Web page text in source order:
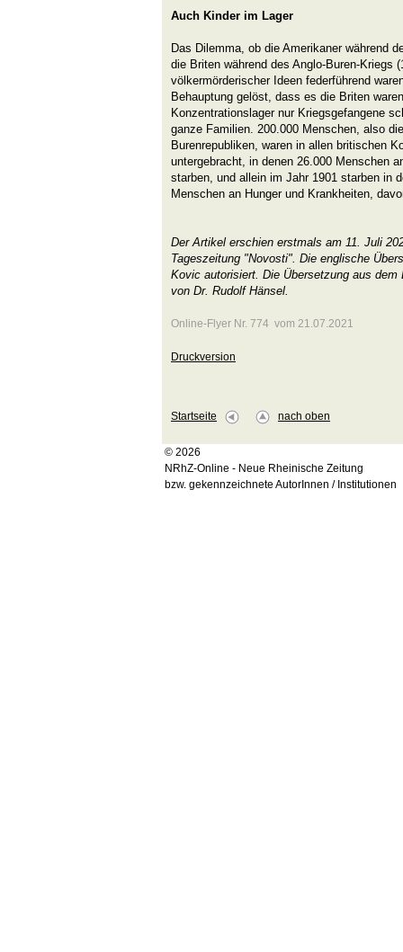
Auch Kinder im Lager
Das Dilemma, ob die Amerikaner während
die Briten während des Anglo-Buren-Kriegs
völkermörderischer Ideen federführend
Behauptung gelöst, dass es die Briten
Konzentrationslager nur Kriegsgefangene
ganze Familien. 200.000 Menschen, also
Burenrepubliken, waren in allen britischen
untergebracht, in denen 26.000 Menschen
starben, und allein im Jahr 1901 starben in
Menschen an Hunger und Krankheiten,
Der Artikel erschien erstmals am 11. Juli
Tageszeitung "Novosti". Die englische
Kovic autorisiert. Die Übersetzung aus
von Dr. Rudolf Hänsel.
Online-Flyer Nr. 774 vom 21.07.2021
Druckversion
Startseite nach oben
© 2026
NRhZ-Online - Neue Rheinische Zeitung
bzw. gekennzeichnete AutorInnen / Institutionen